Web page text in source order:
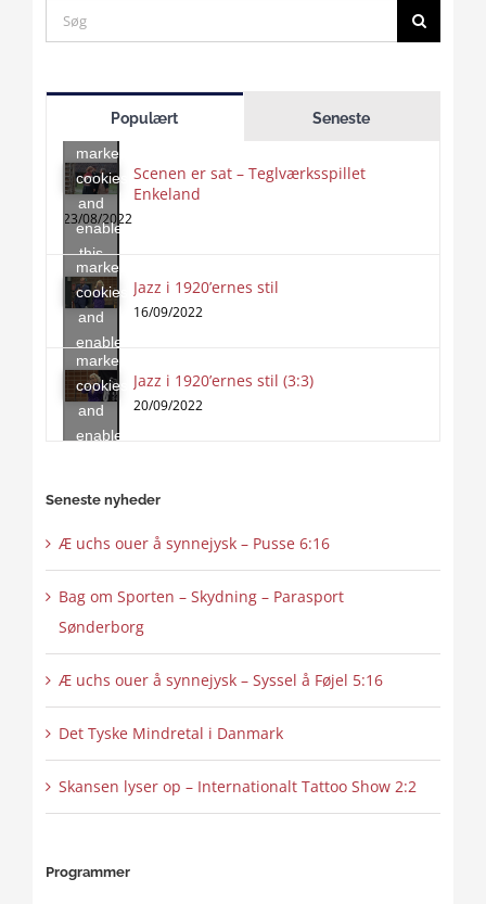
Search
for:
Populært Seneste
accept
marketing
cookies
and
enable
this
content
Scenen er sat – Teglværksspillet
Enkeland
23/08/2022
Click
to
marketing
cookies
and
enable
this
content
Jazz i 1920’ernes stil
16/09/2022
Click
to
accept
marketing
cookies
and
enable
Jazz i 1920’ernes stil (3:3)
20/09/2022
Seneste nyheder
Æ uchs ouer å synnejysk – Pusse 6:16
Bag om Sporten – Skydning – Parasport
Sønderborg
Æ uchs ouer å synnejysk – Syssel å Føjel 5:16
Det Tyske Mindretal i Danmark
Skansen lyser op – Internationalt Tattoo Show 2:2
Programmer